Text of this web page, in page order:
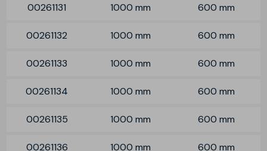
00261131 1000 mm 600 mm
00261132 1000 mm 600 mm
00261133 1000 mm 600 mm
00261134 1000 mm 600 mm
00261135 1000 mm 600 mm
00261136 1000 mm 600 mm